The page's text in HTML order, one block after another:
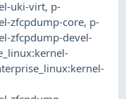
uki-virt, p-
zfcpdump-core, p-
zfcpdump-devel-